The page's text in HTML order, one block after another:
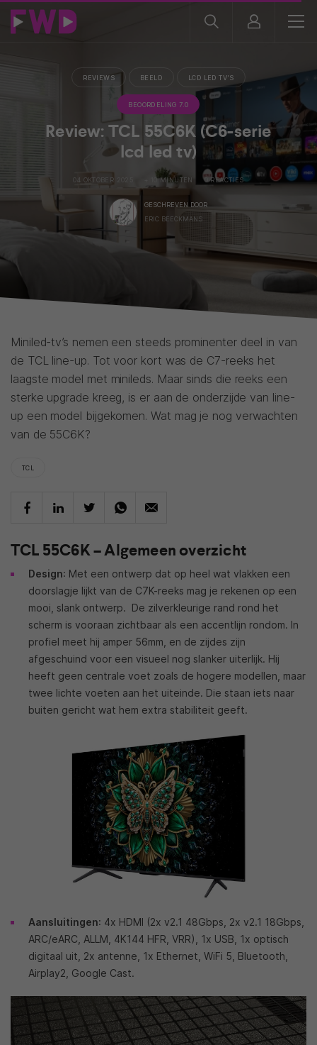
REVIEWS BEELD LCD LED TV'S
BEOORDELING 7.0
Review: TCL 55C6K (C6-serie
lcd led tv)
04 OKTOBER 2025 + 10 MINUTEN 0 REACTIES
GESCHREVEN DOOR
ERIC BEECKMANS
Miniled-tv’s nemen een steeds prominenter deel in van
de TCL line-up. Tot voor kort was de C7-reeks het
laagste model met minileds. Maar sinds die reeks een
sterke upgrade kreeg, is er aan de onderzijde van line-
up een model bijgekomen. Wat mag je nog verwachten
van de 55C6K?
TCL
TCL 55C6K – Algemeen overzicht
Design: Met een ontwerp dat op heel wat vlakken een
doorslagje lijkt van de C7K-reeks mag je rekenen op een
mooi, slank ontwerp. De zilverkleurige rand rond het
scherm is vooraan zichtbaar als een accentlijn rondom. In
profiel meet hij amper 56mm, en de zijdes zijn
afgeschuind voor een visueel nog slanker uiterlijk. Hij
heeft geen centrale voet zoals de hogere modellen, maar
twee lichte voeten aan het uiteinde. Die staan iets naar
buiten gericht wat hem extra stabiliteit geeft.
Aansluitingen: 4x HDMI (2x v2.1 48Gbps, 2x v2.1 18Gbps,
ARC/eARC, ALLM, 4K144 HFR, VRR), 1x USB, 1x optisch
digitaal uit, 2x antenne, 1x Ethernet, WiFi 5, Bluetooth,
Airplay2, Google Cast.